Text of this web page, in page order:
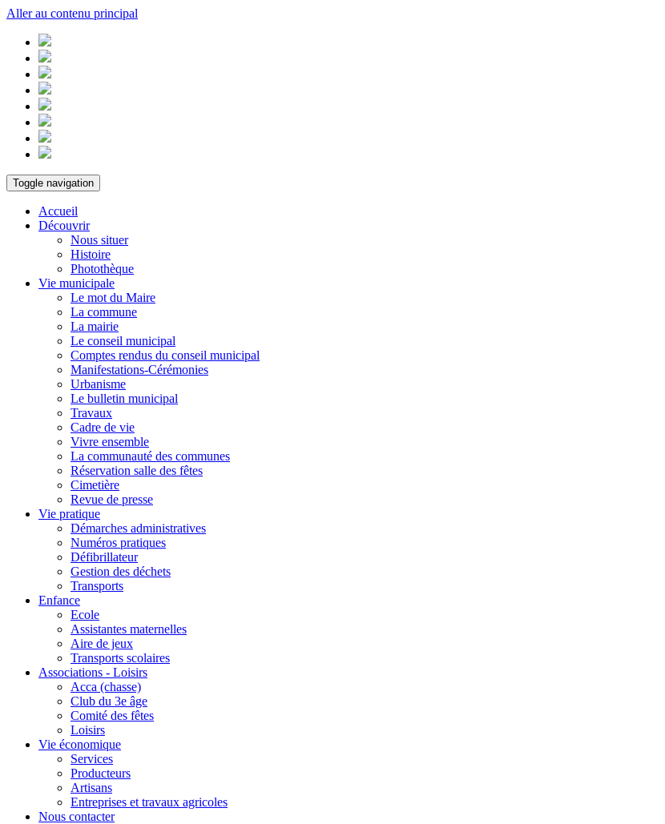
Aller au contenu principal
Toggle navigation
Accueil
Découvrir
Nous situer
Histoire
Photothèque
Vie municipale
Le mot du Maire
La commune
La mairie
Le conseil municipal
Comptes rendus du conseil municipal
Manifestations-Cérémonies
Urbanisme
Le bulletin municipal
Travaux
Cadre de vie
Vivre ensemble
La communauté des communes
Réservation salle des fêtes
Cimetière
Revue de presse
Vie pratique
Démarches administratives
Numéros pratiques
Défibrillateur
Gestion des déchets
Transports
Enfance
Ecole
Assistantes maternelles
Aire de jeux
Transports scolaires
Associations - Loisirs
Acca (chasse)
Club du 3e âge
Comité des fêtes
Loisirs
Vie économique
Services
Producteurs
Artisans
Entreprises et travaux agricoles
Nous contacter